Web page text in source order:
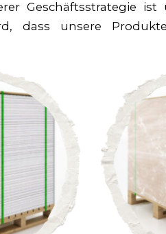
Geschäftsstrategie
dass unsere